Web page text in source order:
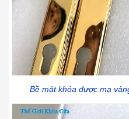
Bề mặt khóa được mạ